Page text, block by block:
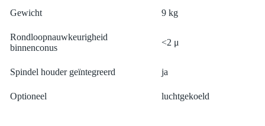
Gewicht 9 kg
Rondloopnauwkeurigheid
binnenconus
<2 μ
Spindel houder geïntegreerd ja
Optioneel luchtgekoeld